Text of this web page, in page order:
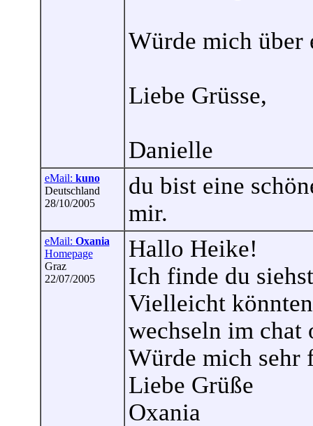
Würde mich über
Liebe Grüsse,
Danielle
eMail: kuno
Deutschland
28/10/2005
du bist eine
mir.
eMail: Oxania
Homepage
Graz
22/07/2005
Hallo Heike!
Ich finde du
Vielleicht
wechseln im chat
Würde mich sehr
Liebe Grüße
Oxania